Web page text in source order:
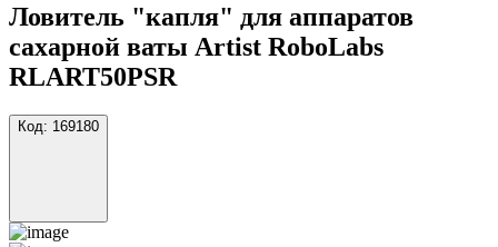
Ловитель "капля" для аппаратов
сахарной ваты Artist RoboLabs
RLART50PSR
Код: 169180